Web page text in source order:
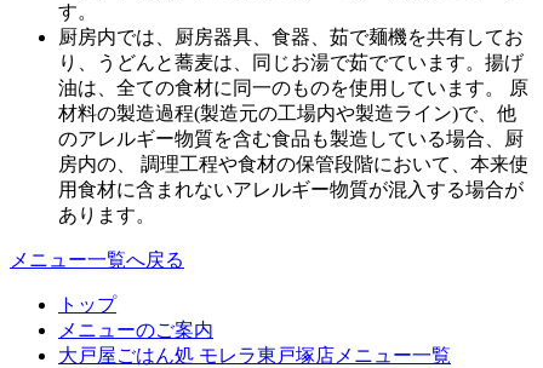
す。
厨房内では、厨房器具、食器、茹で麺機を共有してお
り、うどんと蕎麦は、同じお湯で茹でています。揚げ
油は、全ての食材に同一のものを使用しています。 原
材料の製造過程(製造元の工場内や製造ライン)で、他
のアレルギー物質を含む食品も製造している場合、厨
房内の、 調理工程や食材の保管段階において、本来使
用食材に含まれないアレルギー物質が混入する場合が
あります。
メニュー一覧へ戻る
トップ
メニューのご案内
大戸屋ごはん処 モレラ東戸塚店メニュー一覧